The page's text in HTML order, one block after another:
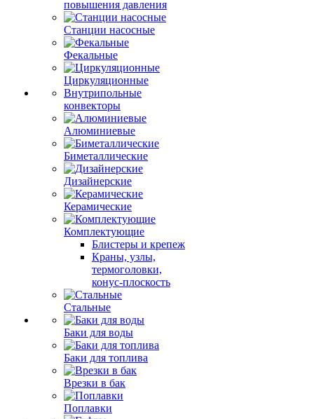
повышения давления
Станции насосные
Фекальные
Циркуляционные
Внутрипольные
конвекторы
Алюминиевые
Биметаллические
Дизайнерские
Керамические
Комплектующие
Блистеры и крепеж
Краны, узлы,
термоголовки,
конус-плоскость
Стальные
Баки для воды
Баки для топлива
Врезки в бак
Поплавки